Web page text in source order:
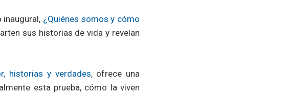
¿Quiénes somos y cómo
sus historias de vida y revelan
historias y verdades, ofrece una
esta prueba, cómo la viven